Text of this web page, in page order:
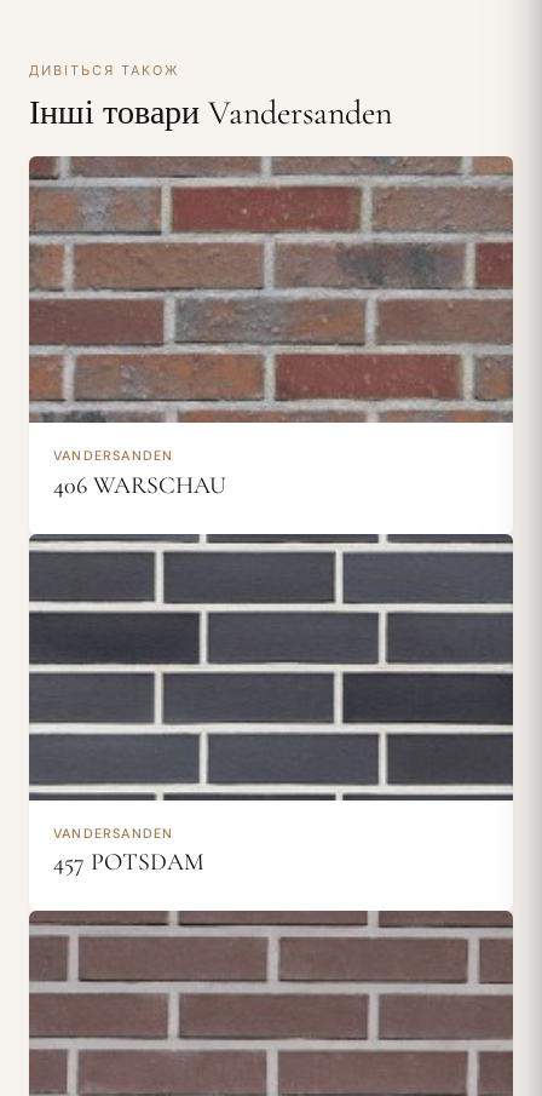
ДИВІТЬСЯ ТАКОЖ
Інші товари Vandersanden
VANDERSANDEN
406 WARSCHAU
VANDERSANDEN
457 POTSDAM